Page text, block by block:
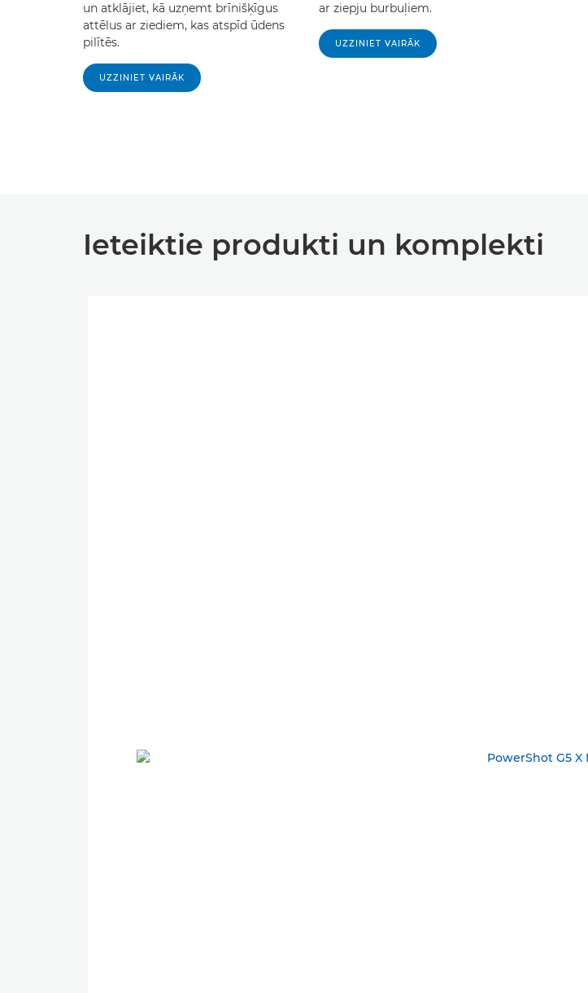
un atklājiet, kā uzņemt brīnišķīgus
attēlus ar ziediem, kas atspīd ūdens
pilītēs.
UZZINIET VAIRĀK
ar ziepju burbuļiem.
UZZINIET VAIRĀK
Ieteiktie produkti un komplekti